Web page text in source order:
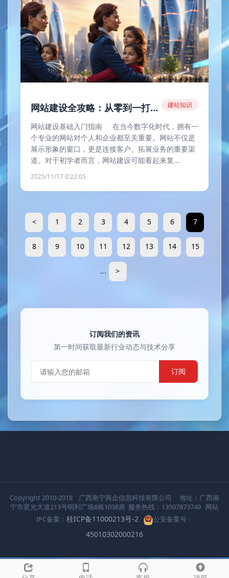
网站建设全攻略：从零到一打造专业网站 建站知识
网站建设基础入门指南 在当今数字化时代，拥有一
个专业的网站对个人和企业都至关重要。网站不仅是
展示形象的窗口，更是连接客户、拓展业务的重要渠
道。对于初学者而言，网站建设可能看起来复...
2025/11/17 0:22:05
< 1 2 3 4 5 6 7
8 9 10 11 12 13 14 15
... >
订阅我们的资讯
第一时间获取最新行业动态与技术分享
订阅
Copyright 2010-2018 广西南宁商企信息科技有限公司 地址：广西南
宁市星光大道213号明利广场8栋1038房 服务热线：13507873749 网站
IPC备案： 桂ICP备11000213号-2 公安备案号：
45010302000216